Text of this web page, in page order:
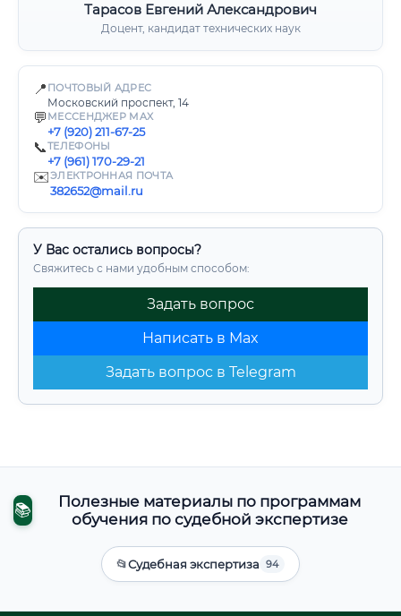
Тарасов Евгений Александрович
Доцент, кандидат технических наук
📍 ПОЧТОВЫЙ АДРЕС
Московский проспект, 14
💬 МЕССЕНДЖЕР MAX
+7 (920) 211-67-25
📞ТЕЛЕФОНЫ
+7 (961) 170-29-21
✉️ЭЛЕКТРОННАЯ ПОЧТА
382652@mail.ru
У Вас остались вопросы?
Свяжитесь с нами удобным способом:
Задать вопрос
Написать в Max
Задать вопрос в Telegram
📚
Полезные материалы по программам
обучения по судебной экспертизе
📂Судебная экспертиза 94